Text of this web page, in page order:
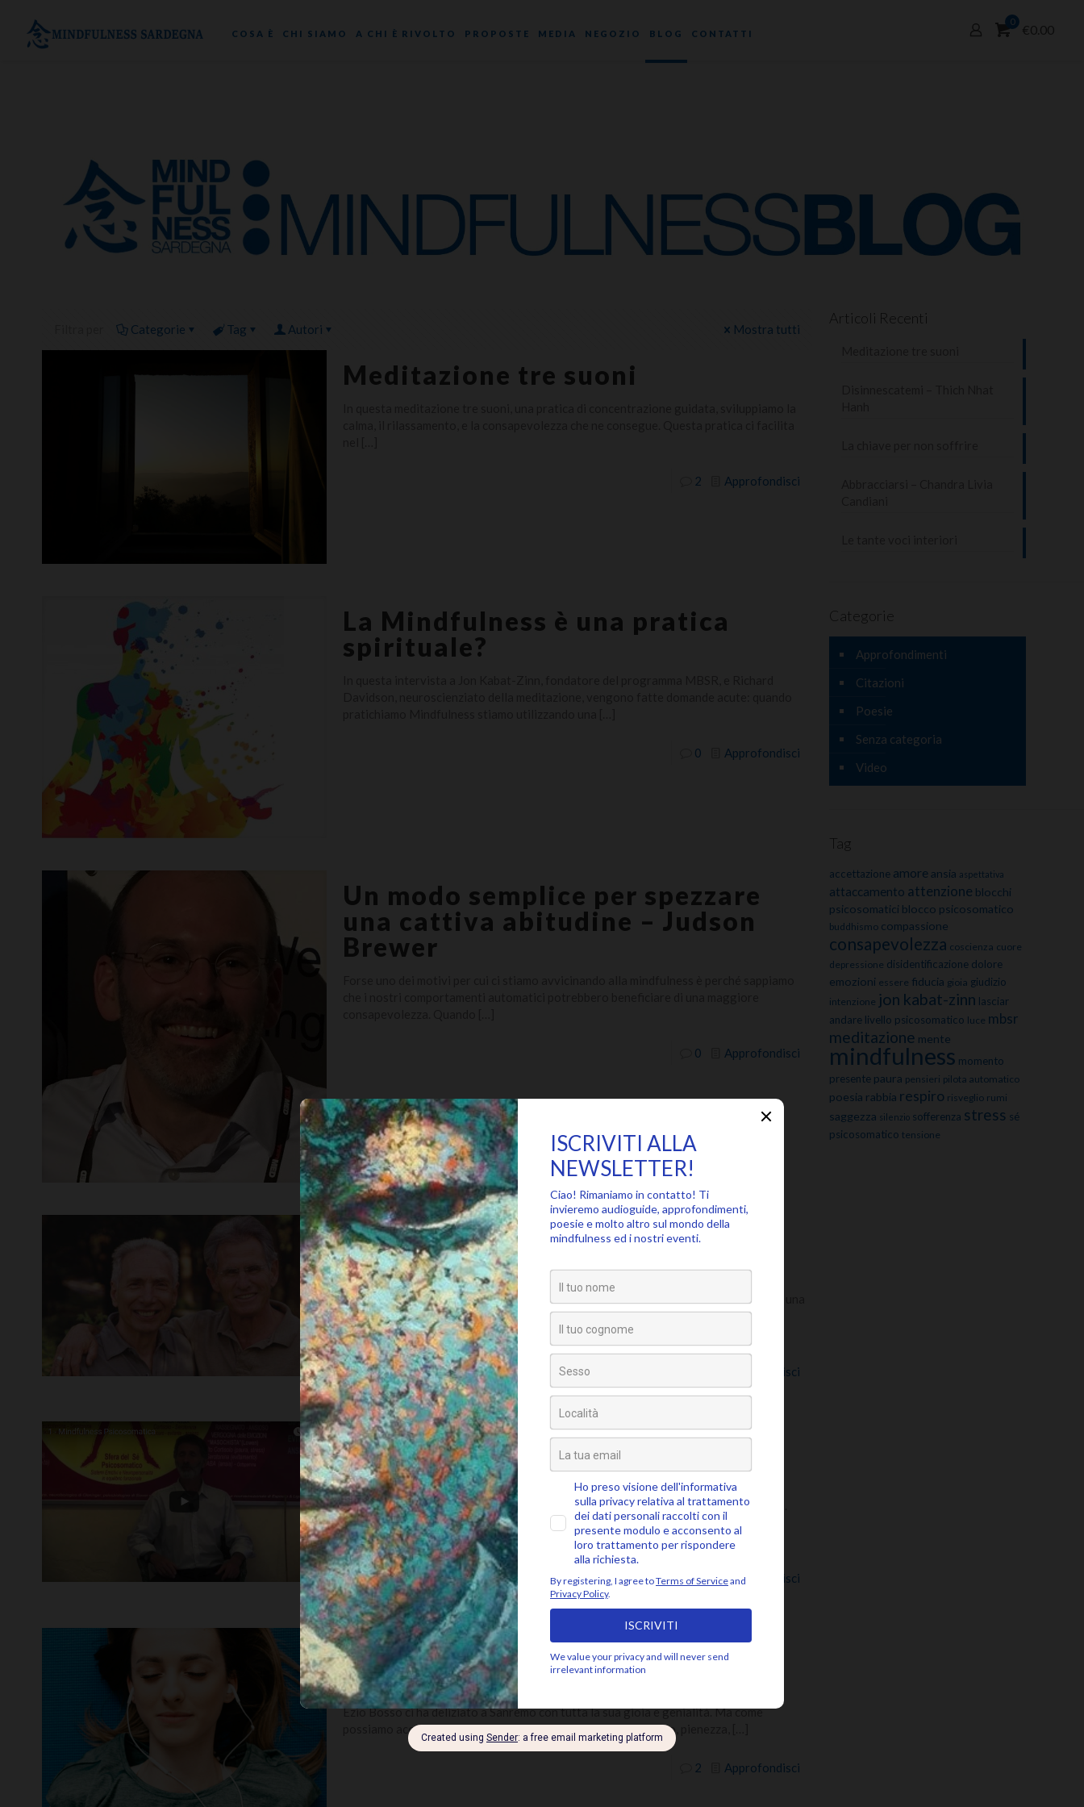
COSA È CHI SIAMO A CHI È RIVOLTO PROPOSTE MEDIA NEGOZIO BLOG CONTATTI
0
€0.00
Categorie Tag Autori Mostra tutti
Meditazione tre suoni
2 Approfondisci
La Mindfulness è una pratica
spirituale?
0 Approfondisci
Un modo semplice per spezzare
una cattiva abitudine – Judson
Brewer
0 Approfondisci
Intervista a Saki Santorelli –
Motus Mundi
Saki Santorelli è un professore di Medicina, Direttore della Stress Reduction Clinic, una
struttura acclamata a livello internazionale, e Direttore esecutivo del Center for
Mindfulness in[…]
Approfondisci
Cos’è la Mindfulness
Psicosomatica?
Ogni giorno possiamo portare la nostra attenzione al respiro, in qualsiasi momento.
Fare questo, in relazione alla nostra capacità di ascoltare il respiro, accoglierlo e
lasciarlo[…]
0 Approfondisci
Musica e Mindfulness – Come
ascoltare con tutto il cuore
Ezio Bosso ci ha deliziato a Sanremo con tutta la sua gioia e genialità. Ma come
possiamo accedere più spesso a quella dimensione di trasporto, pienezza,
2 Approfondisci
Articoli Recenti
Categorie
Approfondimenti
Citazioni
Poesie
Senza categoria
Video
Tag
accettazione amore ansia aspettativa
attaccamento attenzione blocchi
psicosomatici blocco psicosomatico
buddhismo compassione
consapevolezza coscienza cuore
depressione disidentificazione dolore
emozioni essere fiducia gioia giudizio
intenzione jon kabat-zinn lasciar
andare livello psicosomatico luce mbsr
meditazione mente
mindfulness momento
presente paura pensieri pilota automatico
poesia rabbia respiro risveglio rumi
saggezza silenzio sofferenza stress sé
psicosomatico tensione